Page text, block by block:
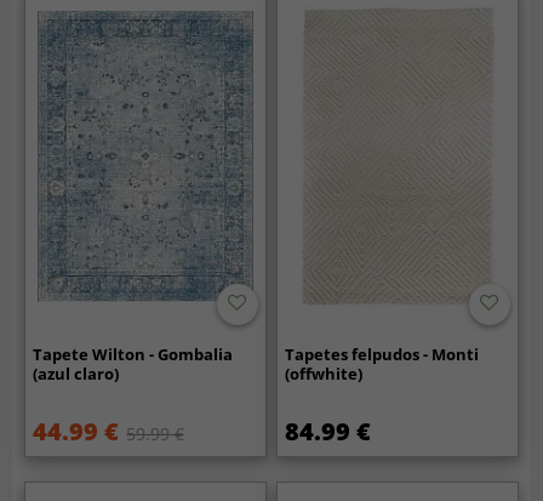
Tapete Wilton - Gombalia
(azul claro)
44.99 € 59.99 €
Tapetes felpudos - Monti
(offwhite)
84.99 €